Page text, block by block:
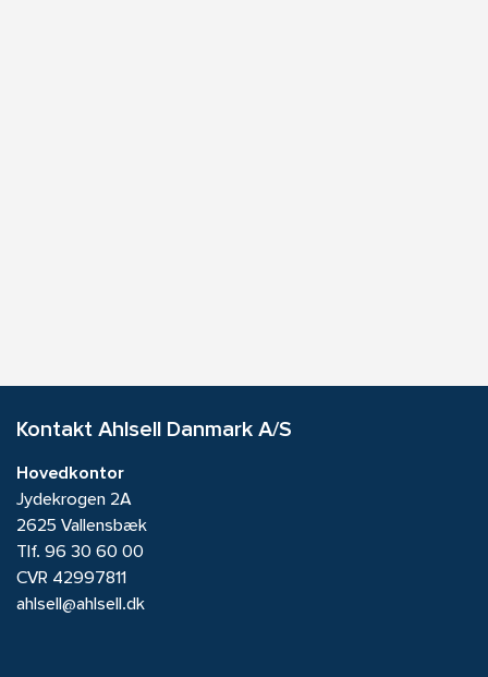
Kontakt Ahlsell Danmark A/S
Hovedkontor
Jydekrogen 2A
2625 Vallensbæk
Tlf. 96 30 60 00
CVR 42997811
ahlsell@ahlsell.dk